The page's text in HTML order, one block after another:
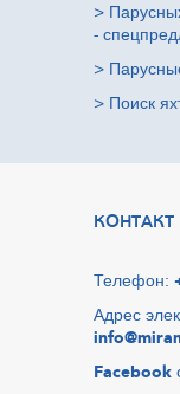
>
-
>
> Поиск
КОНТАКТ
Телефон:
Адрес
Facebook